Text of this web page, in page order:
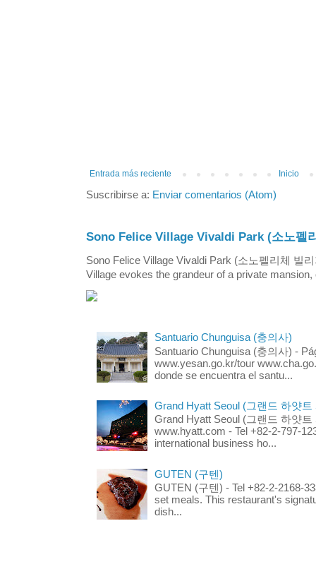
Entrada más reciente Inicio
Suscribirse a: Enviar comentarios (Atom)
Sono Felice Village Vivaldi Park (소노펠
Sono Felice Village Vivaldi Park (소노펠리체 빌
Village evokes the grandeur of a private
Santuario Chunguisa (충의사)
Santuario Chunguisa (충의사) -
www.yesan.go.kr/tour
donde se encuentra el santu...
Grand Hyatt Seoul (그랜드 하얏트
Grand Hyatt Seoul (그랜드 하얏트
www.hyatt.com - Tel +82-2-797-
international business ho...
GUTEN (구텐)
GUTEN (구텐) - Tel +82-2-2168-
set meals. This restaurant's
dish...